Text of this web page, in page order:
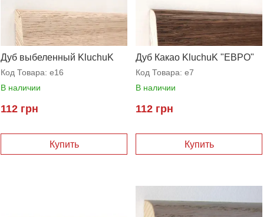
Дуб выбеленный KluchuK
"ЕВРО"
Код Товара: e16
В наличии
112 грн
Дуб Какао KluchuK "ЕВРО"
Код Товара: e7
В наличии
112 грн